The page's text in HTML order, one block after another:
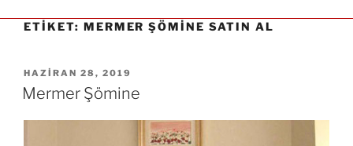
ETIKET: MERMER ŞÖMINE SATIN AL
HAZIRAN 28, 2019
Mermer Şömine